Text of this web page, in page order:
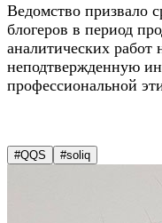
Ведомство призвало
блогеров в период
аналитических работ
неподтвержденную
профессиональной
#QQS #soliq